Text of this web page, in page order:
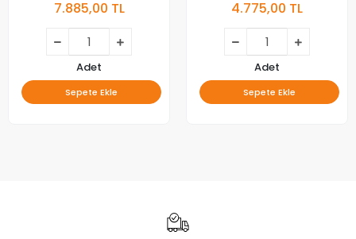
7.885,00 TL
Adet
Sepete Ekle
4.775,00 TL
Adet
Sepete Ekle